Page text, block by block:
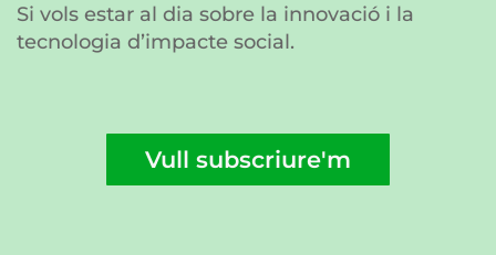
Si vols estar al dia sobre la innovació i la
tecnologia d’impacte social.
Vull subscriure'm